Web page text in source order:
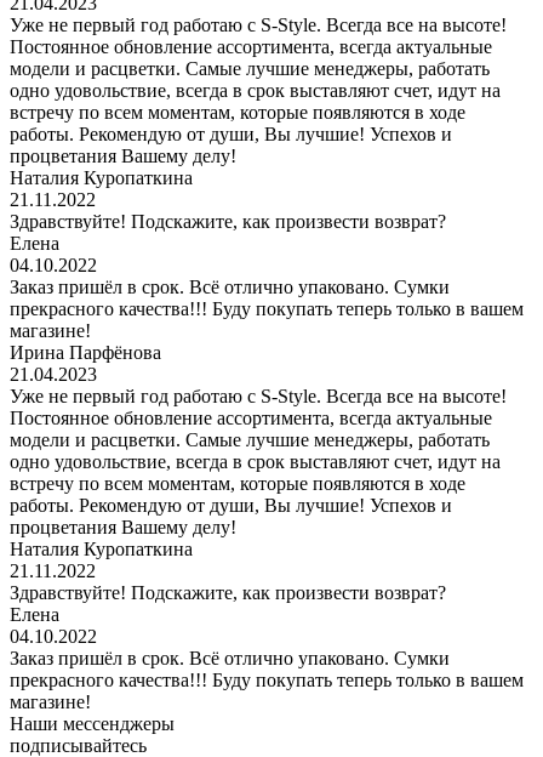
Уже не первый год работаю с S-Style. Всегда все на высоте!
Постоянное обновление ассортимента, всегда актуальные
модели и расцветки. Самые лучшие менеджеры, работать
одно удовольствие, всегда в срок выставляют счет, идут на
встречу по всем моментам, которые появляются в ходе
работы. Рекомендую от души, Вы лучшие! Успехов и
процветания Вашему делу!
Наталия Куропаткина
21.11.2022
Здравствуйте! Подскажите, как произвести возврат?
Елена
04.10.2022
Заказ пришёл в срок. Всё отлично упаковано. Сумки
прекрасного качества!!! Буду покупать теперь только в вашем
магазине!
Ирина Парфёнова
21.04.2023
Уже не первый год работаю с S-Style. Всегда все на высоте!
Постоянное обновление ассортимента, всегда актуальные
модели и расцветки. Самые лучшие менеджеры, работать
одно удовольствие, всегда в срок выставляют счет, идут на
встречу по всем моментам, которые появляются в ходе
работы. Рекомендую от души, Вы лучшие! Успехов и
процветания Вашему делу!
Наталия Куропаткина
21.11.2022
Здравствуйте! Подскажите, как произвести возврат?
Елена
04.10.2022
Заказ пришёл в срок. Всё отлично упаковано. Сумки
прекрасного качества!!! Буду покупать теперь только в вашем
магазине!
Наши мессенджеры
подписывайтесь